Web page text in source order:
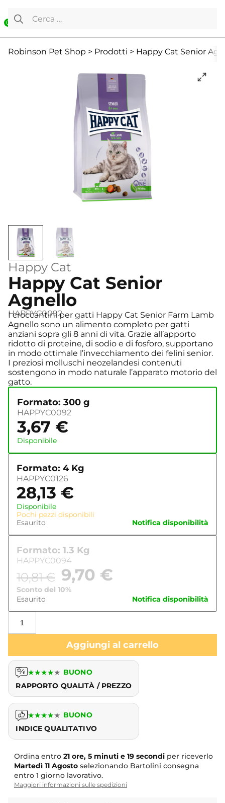
0
Ricerca per:
Robinson Pet Shop > Prodotti > Happy Cat Senior
Happy Cat
Happy Cat Senior
Agnello
HAPPYC0092
I croccantini per gatti Happy Cat Senior Farm Lamb
Agnello sono un alimento completo per gatti
anziani sopra gli 8 anni di vita. Grazie all’apporto
ridotto di proteine, di sodio e di fosforo, supportano
in modo ottimale l’invecchiamento dei felini senior.
I preziosi molluschi neozelandesi contenuti
sostengono in modo naturale l’apparato motorio del
gatto.
Formato: 300 g
HAPPYC0092
3,67 €
Disponibile
Formato: 4 Kg
HAPPYC0126
28,13 €
Disponibile
Pochi pezzi disponibili
Esaurito
Notifica disponibilità
Formato: 1.3 Kg
HAPPYC0094
10,81€ 9,70 €
Sconto del 10%
Esaurito
Notifica disponibilità
Aggiungi al carrello
★★★★★ BUONO
RAPPORTO QUALITÀ / PREZZO
★★★★★ BUONO
INDICE QUALITATIVO
Ordina entro 21 ore, 5 minuti e 18 secondi per riceverlo
Martedì 11 Agosto selezionando Bartolini consegna
entro 1 giorno lavorativo.
Maggiori informazioni sulle spedizioni